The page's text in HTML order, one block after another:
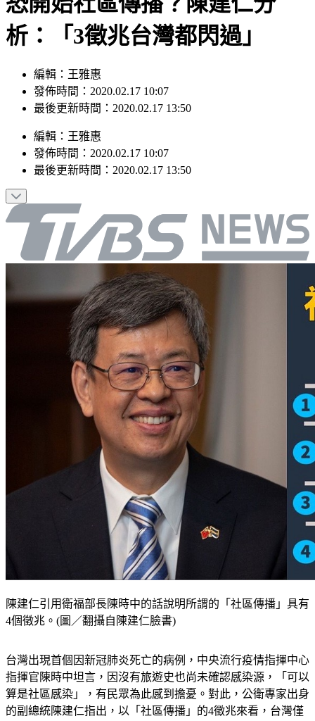
析：「3徵兆台灣都閃過」
編輯：王雅惠
發佈時間：2020.02.17 10:07
最後更新時間：2020.02.17 13:50
編輯 ： 王雅惠
發佈時間： 2020.02.17 10:07
最後更新時間： 2020.02.17 13:50
陳建仁引用衛福部長陳時中的話說明所謂的「社區傳播」具有
4個徵兆。(圖／翻攝自陳建仁臉書)
台灣出現首個因新冠肺炎死亡的病例，中央流行疫情指揮中心
指揮官陳時中坦言，因沒有旅遊史也尚未確認感染源，「可以
算是社區感染」，有民眾為此感到擔憂。對此，公衛專家出身
的副總統陳建仁指出，以「社區傳播」的4徵兆來看，台灣僅